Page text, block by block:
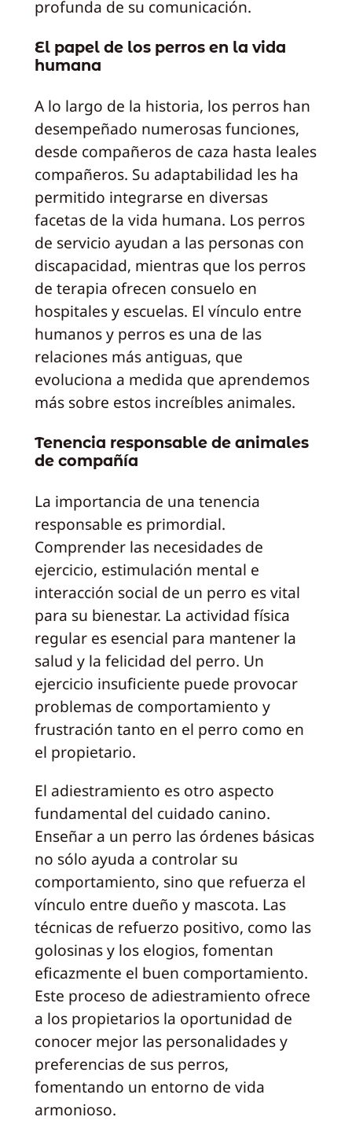
profunda de su comunicación.
El papel de los perros en la vida
humana
A lo largo de la historia, los perros han
desempeñado numerosas funciones,
desde compañeros de caza hasta leales
compañeros. Su adaptabilidad les ha
permitido integrarse en diversas
facetas de la vida humana. Los perros
de servicio ayudan a las personas con
discapacidad, mientras que los perros
de terapia ofrecen consuelo en
hospitales y escuelas. El vínculo entre
humanos y perros es una de las
relaciones más antiguas, que
evoluciona a medida que aprendemos
más sobre estos increíbles animales.
Tenencia responsable de animales
de compañía
La importancia de una tenencia
responsable es primordial.
Comprender las necesidades de
ejercicio, estimulación mental e
interacción social de un perro es vital
para su bienestar. La actividad física
regular es esencial para mantener la
salud y la felicidad del perro. Un
ejercicio insuficiente puede provocar
problemas de comportamiento y
frustración tanto en el perro como en
el propietario.
El adiestramiento es otro aspecto
fundamental del cuidado canino.
Enseñar a un perro las órdenes básicas
no sólo ayuda a controlar su
comportamiento, sino que refuerza el
vínculo entre dueño y mascota. Las
técnicas de refuerzo positivo, como las
golosinas y los elogios, fomentan
eficazmente el buen comportamiento.
Este proceso de adiestramiento ofrece
a los propietarios la oportunidad de
conocer mejor las personalidades y
preferencias de sus perros,
fomentando un entorno de vida
armonioso.